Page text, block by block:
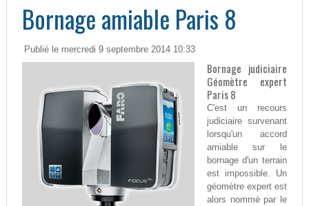
Bornage amiable Paris 8
Publié le mercredi 9 septembre 2014 10:33
Bornage judiciaire
Géomètre expert
Paris 8
C'est un recours
judiciaire survenant
lorsqu'un accord
amiable sur le
bornage d'un terrain
est impossible. Un
géomètre expert est
alors nommé par le